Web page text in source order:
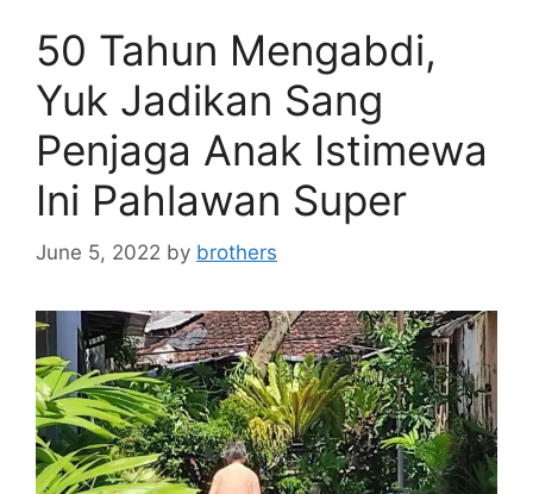
50 Tahun Mengabdi,
Yuk Jadikan Sang
Penjaga Anak Istimewa
Ini Pahlawan Super
June 5, 2022 by brothers